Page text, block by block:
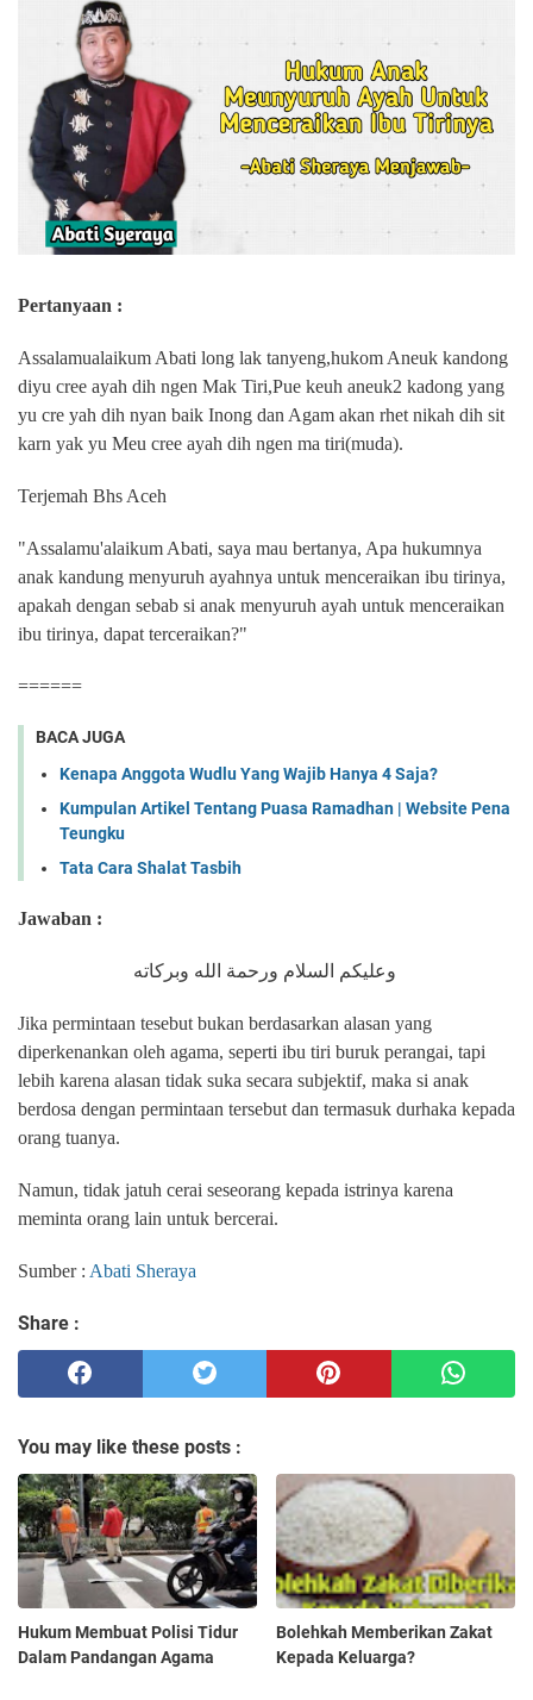
Pertanyaan :
Assalamualaikum Abati long lak tanyeng,hukom Aneuk kandong
diyu cree ayah dih ngen Mak Tiri,Pue keuh aneuk2 kadong yang
yu cre yah dih nyan baik Inong dan Agam akan rhet nikah dih sit
karn yak yu Meu cree ayah dih ngen ma tiri(muda).
Terjemah Bhs Aceh
"Assalamu'alaikum Abati, saya mau bertanya, Apa hukumnya
anak kandung menyuruh ayahnya untuk menceraikan ibu tirinya,
apakah dengan sebab si anak menyuruh ayah untuk menceraikan
ibu tirinya, dapat terceraikan?"
======
BACA JUGA
Kenapa Anggota Wudlu Yang Wajib Hanya 4 Saja?
Kumpulan Artikel Tentang Puasa Ramadhan | Website Pena
Teungku
Tata Cara Shalat Tasbih
Jawaban :
Jika permintaan tesebut bukan berdasarkan alasan yang
diperkenankan oleh agama, seperti ibu tiri buruk perangai, tapi
lebih karena alasan tidak suka secara subjektif, maka si anak
berdosa dengan permintaan tersebut dan termasuk durhaka kepada
orang tuanya.
Namun, tidak jatuh cerai seseorang kepada istrinya karena
meminta orang lain untuk bercerai.
Sumber : Abati Sheraya
Share :
You may like these posts :
Hukum Membuat Polisi Tidur
Dalam Pandangan Agama
Bolehkah Memberikan Zakat
Kepada Keluarga?